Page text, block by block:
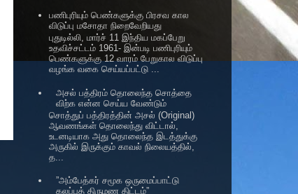
பணிபுரியும் பெண்களுக்கு பிரசவ கால
விடுப்பு மசோதா நிறைவேறியது
புதுடில்லி, மார்ச் 11 இந்திய மகப்பேறு
உதவிச்சட்டம் 1961- இன்படி பணிபுரியும்
பெண்களுக்கு 12 வாரம் பேறுகால விடுப்பு
வழங்க வகை செய்யப்பட்டு ...
அசல் பத்திரம் தொலைந்த சொத்தை
விற்க என்ன செய்ய வேண்டும்
சொத்துப் பத்திரத்தின் அசல் (Original)
ஆவணங்கள் தொலைந்து விட்டால்,
உடனடியாக அது தொலைந்த இடத்துக்கு
அருகில் இருக்கும் காவல் நிலையத்தில்,
த...
”அம்பேத்கர் சமூக ஒருமைப்பாட்டு
கலப்புத் திருமண திட்டம்”